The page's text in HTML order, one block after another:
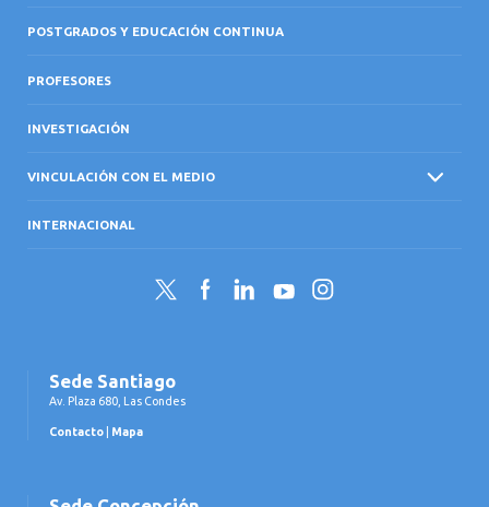
POSTGRADOS Y EDUCACIÓN CONTINUA
PROFESORES
INVESTIGACIÓN
VINCULACIÓN CON EL MEDIO
INTERNACIONAL
Twitter FacebookLinkedInYouTubeInstagram
Sede Santiago
Av. Plaza 680, Las Condes
Contacto Mapa